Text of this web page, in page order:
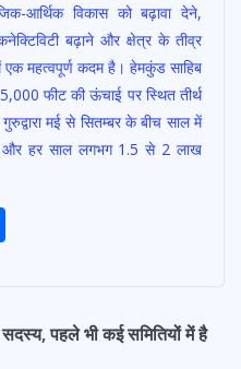
आर्थिक विकास को बढ़ावा देने,
बढ़ाने और क्षेत्र के तीव्र
एक महत्वपूर्ण कदम है। हेमकुंड साहिब
फीट की ऊंचाई पर स्थित तीर्थ
मई से सितम्बर के बीच साल में
और हर साल लगभग 1.5 से 2 लाख
e पहले भी कई समितियों में है